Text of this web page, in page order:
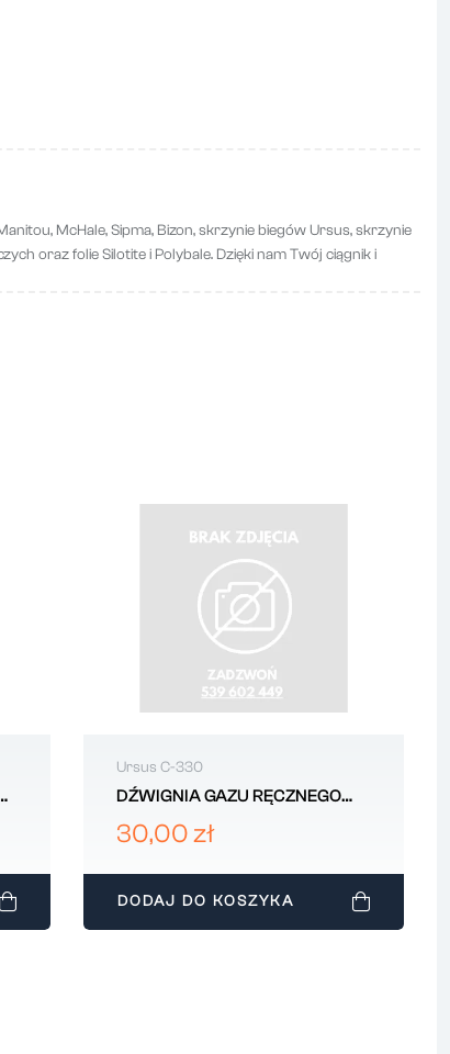
McHale, Sipma, Bizon, skrzynie biegów Ursus, skrzynie
oraz folie Silotite i Polybale. Dzięki nam Twój ciągnik i
Ursus C-330
DŹWIGNIA GAZU RĘCZNEGO
C330
30,00 zł
DODAJ DO KOSZYKA